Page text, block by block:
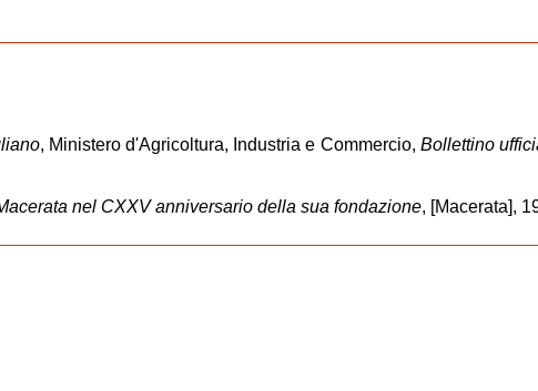
, Ministero d'Agricoltura, Industria e Commercio, Bollettino
nel CXXV anniversario della sua fondazione, [Macerata],